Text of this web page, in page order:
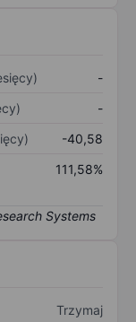
-
-
-40,58
111,58%
Trzymaj